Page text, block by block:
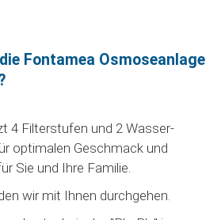
Fontamea Osmoseanlage
4 Filterstufen und 2 Wasser-
optimalen Geschmack und
Sie und Ihre Familie.
wir mit Ihnen durchgehen.